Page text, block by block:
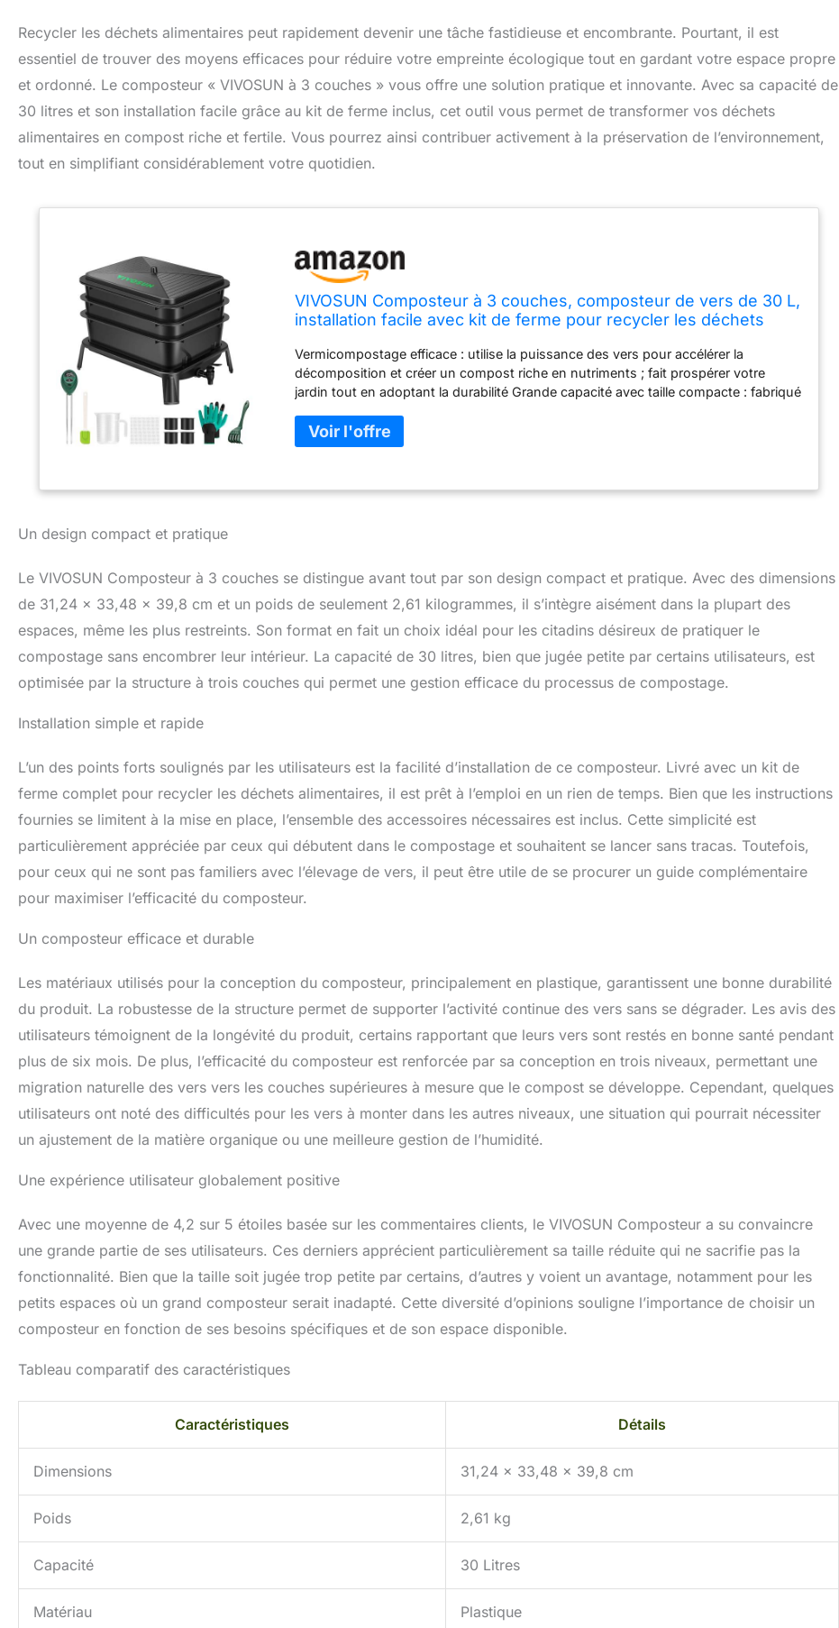
Recycler les déchets alimentaires peut rapidement devenir une tâche fastidieuse et encombrante. Pourtant, il est
essentiel de trouver des moyens efficaces pour réduire votre empreinte écologique tout en gardant votre espace propre
et ordonné. Le composteur « VIVOSUN à 3 couches » vous offre une solution pratique et innovante. Avec sa capacité de
30 litres et son installation facile grâce au kit de ferme inclus, cet outil vous permet de transformer vos déchets
alimentaires en compost riche et fertile. Vous pourrez ainsi contribuer activement à la préservation de l’environnement,
tout en simplifiant considérablement votre quotidien.
VIVOSUN Composteur à 3 couches, composteur de vers de 30 L,
installation facile avec kit de ferme pour recycler les déchets
Vermicompostage efficace : utilise la puissance des vers pour accélérer la
décomposition et créer un compost riche en nutriments ; fait prospérer votre
jardin tout en adoptant la durabilité Grande capacité avec taille compacte : fabriqué
litres de déchets, vous permettant de composter plus à la fois et de séparer
différents matériaux ; design compact prend un minimum de place, s'adapte
aération : design intégré avec fentes de ventilation stratégiquement placées pour
avec des instructions détaillées (français non garanti) ; le design empilé facilite
l'ajout de déchets ou le retrait du compost ; le robinet sur le plateau de base
antidérapants, une tasse à mesurer de 250 ml, un compteur de sol, un support,
un grattoir en caoutchouc, un morceau de tissu non tissé et une paire de gants.
Ces accessoires garantissent un démarrage rapide et une manipulation facile
Un design compact et pratique
Le VIVOSUN Composteur à 3 couches se distingue avant tout par son design compact et pratique. Avec des dimensions
de 31,24 x 33,48 x 39,8 cm et un poids de seulement 2,61 kilogrammes, il s’intègre aisément dans la plupart des
espaces, même les plus restreints. Son format en fait un choix idéal pour les citadins désireux de pratiquer le
compostage sans encombrer leur intérieur. La capacité de 30 litres, bien que jugée petite par certains utilisateurs, est
optimisée par la structure à trois couches qui permet une gestion efficace du processus de compostage.
Installation simple et rapide
L’un des points forts soulignés par les utilisateurs est la facilité d’installation de ce composteur. Livré avec un kit de
ferme complet pour recycler les déchets alimentaires, il est prêt à l’emploi en un rien de temps. Bien que les instructions
fournies se limitent à la mise en place, l’ensemble des accessoires nécessaires est inclus. Cette simplicité est
particulièrement appréciée par ceux qui débutent dans le compostage et souhaitent se lancer sans tracas. Toutefois,
pour ceux qui ne sont pas familiers avec l’élevage de vers, il peut être utile de se procurer un guide complémentaire
pour maximiser l’efficacité du composteur.
Un composteur efficace et durable
Les matériaux utilisés pour la conception du composteur, principalement en plastique, garantissent une bonne durabilité
du produit. La robustesse de la structure permet de supporter l’activité continue des vers sans se dégrader. Les avis des
utilisateurs témoignent de la longévité du produit, certains rapportant que leurs vers sont restés en bonne santé pendant
plus de six mois. De plus, l’efficacité du composteur est renforcée par sa conception en trois niveaux, permettant une
migration naturelle des vers vers les couches supérieures à mesure que le compost se développe. Cependant, quelques
utilisateurs ont noté des difficultés pour les vers à monter dans les autres niveaux, une situation qui pourrait nécessiter
un ajustement de la matière organique ou une meilleure gestion de l’humidité.
Une expérience utilisateur globalement positive
Avec une moyenne de 4,2 sur 5 étoiles basée sur les commentaires clients, le VIVOSUN Composteur a su convaincre
une grande partie de ses utilisateurs. Ces derniers apprécient particulièrement sa taille réduite qui ne sacrifie pas la
fonctionnalité. Bien que la taille soit jugée trop petite par certains, d’autres y voient un avantage, notamment pour les
petits espaces où un grand composteur serait inadapté. Cette diversité d’opinions souligne l’importance de choisir un
composteur en fonction de ses besoins spécifiques et de son espace disponible.
Tableau comparatif des caractéristiques
Caractéristiques Détails
Dimensions 31,24 x 33,48 x 39,8 cm
Poids 2,61 kg
Capacité 30 Litres
Matériau Plastique